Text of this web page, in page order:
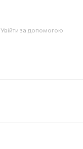
Увійти за допомогою